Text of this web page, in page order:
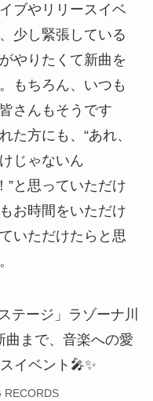
ブやリリースイベ
少し緊張している
やりたくて新曲を
もちろん、いつも
さんもそうです
た方にも、“あれ、
じゃないん
”と思っていただけ
お時間をいただけ
いただけたらと思
RECORDS